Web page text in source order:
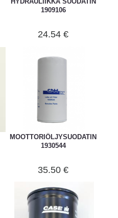
HYDRAULIIKKA SUODATIN
1909106
24.54 €
MOOTTORIÖLJYSUODATIN
1930544
35.50 €